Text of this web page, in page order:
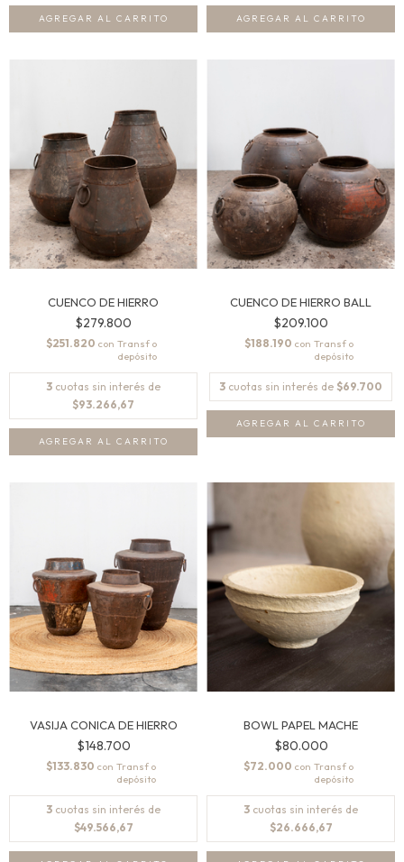
CUENCO DE HIERRO
$279.800
$251.820 con
3 cuotas sin interés de
$93.266,67
AGREGAR AL CARRITO
CUENCO DE HIERRO BALL
$209.100
$188.190 con
3 cuotas sin interés de $69.700
AGREGAR AL CARRITO
VASIJA CONICA DE HIERRO
$148.700
$133.830 con
3 cuotas sin interés de
$49.566,67
BOWL PAPEL MACHE
$80.000
$72.000 con
3 cuotas sin interés de
$26.666,67